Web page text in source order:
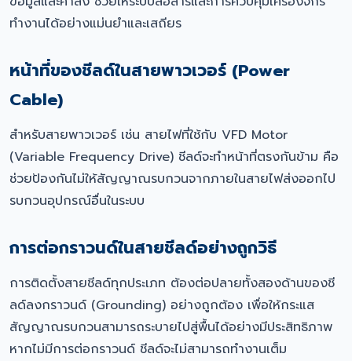
ทำงานได้อย่างแม่นยำและเสถียร
หน้าที่ของชีลด์ในสายพาวเวอร์ (Power
Cable)
สำหรับสายพาวเวอร์ เช่น สายไฟที่ใช้กับ VFD Motor
(Variable Frequency Drive) ชีลด์จะทำหน้าที่ตรงกันข้าม คือ
ช่วยป้องกันไม่ให้สัญญาณรบกวนจากภายในสายไฟส่งออกไป
รบกวนอุปกรณ์อื่นในระบบ
การต่อกราวนด์ในสายชีลด์อย่างถูกวิธี
การติดตั้งสายชีลด์ทุกประเภท ต้องต่อปลายทั้งสองด้านของชี
ลด์ลงกราวนด์ (Grounding) อย่างถูกต้อง เพื่อให้กระแส
สัญญาณรบกวนสามารถระบายไปสู่พื้นได้อย่างมีประสิทธิภาพ
หากไม่มีการต่อกราวนด์ ชีลด์จะไม่สามารถทำงานเต็ม